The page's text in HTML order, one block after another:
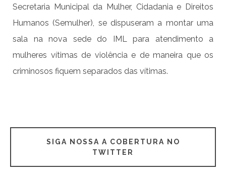
Secretaria Municipal da Mulher, Cidadania e Direitos
Humanos (Semulher), se dispuseram a montar uma
sala na nova sede do IML para atendimento a
mulheres vítimas de violência e de maneira que os
criminosos fiquem separados das vítimas.
SIGA NOSSA A COBERTURA NO
TWITTER